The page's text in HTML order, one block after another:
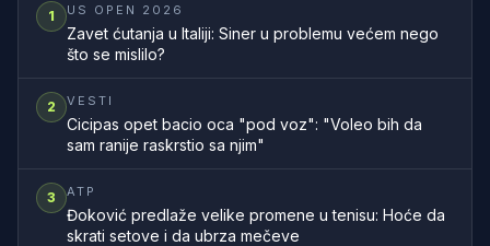
1 US OPEN 2026
Zavet ćutanja u Italiji: Siner u problemu većem nego
što se mislilo?
2 VESTI
Cicipas opet bacio oca "pod voz": "Voleo bih da
sam ranije raskrstio sa njim"
3 ATP
Đoković predlaže velike promene u tenisu: Hoće da
skrati setove i da ubrza mečeve